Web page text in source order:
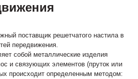
поставщик решетчатого настила в
передвижения.
собой металлические изделия
и связующих элементов (пруток или
происходит определенным методом: